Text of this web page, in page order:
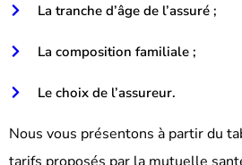
La tranche d’âge de l’assuré ;
La composition familiale ;
Le choix de l’assureur.
Nous vous présentons à partir du